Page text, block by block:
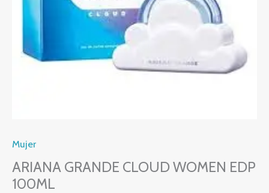
Mujer
ARIANA GRANDE CLOUD WOMEN EDP
100ML